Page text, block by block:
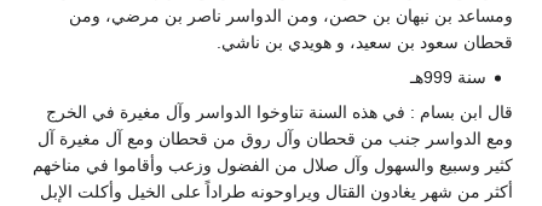
ومساعد بن نبهان بن حصن، ومن الدواسر ناصر بن مرضي، ومن
قحطان سعود بن سعيد، و هويدي بن ناشي.
سنة 999هـ
قال ابن بسام : في هذه السنة تناوخوا الدواسر وآل مغيرة في الخرج
ومع الدواسر جنب من قحطان وآل روق من قحطان ومع آل مغيرة آل
كثير وسبيع والسهول وآل صلال من الفضول وزعب وأقاموا في مناخهم
أكثر من شهر يغادون القتال ويراوحونه طراداً على الخيل وأكلت الإبل